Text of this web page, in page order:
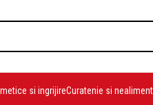
si ingrijireCuratenie si